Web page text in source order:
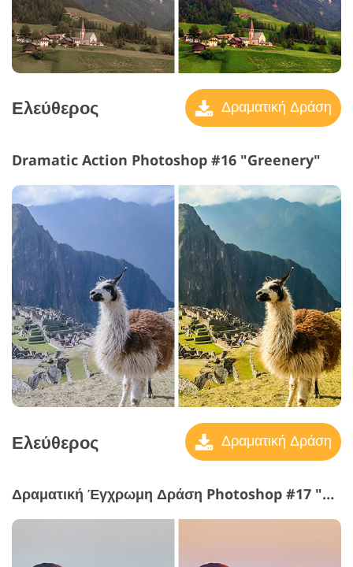
Ελεύθερος Δραματική Δράση
Dramatic Action Photoshop #16 "Greenery"
Ελεύθερος Δραματική Δράση
Δραματική Έγχρωμη Δράση Photoshop #17 "Landscape"